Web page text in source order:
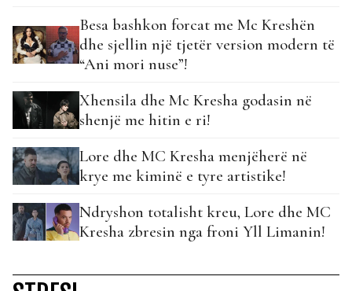
Besa bashkon forcat me Mc Kreshën
dhe sjellin një tjetër version modern të
“Ani mori nuse”!
Xhensila dhe Mc Kresha godasin në
shenjë me hitin e ri!
Lore dhe MC Kresha menjëherë në
krye me kiminë e tyre artistike!
Ndryshon totalisht kreu, Lore dhe MC
Kresha zbresin nga froni Yll Limanin!